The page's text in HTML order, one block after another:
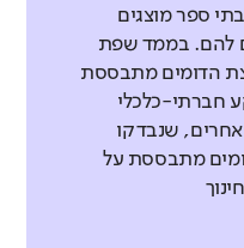
ספר מוצגים
להם. בממד שפת
הדומים מתבססת
חברתי-כלכלי
אחרים, שנבדקו
מתבססת על